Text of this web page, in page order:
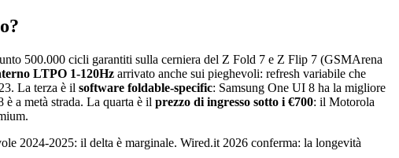
500.000 cicli garantiti sulla cerniera del Z Fold 7 e Z Flip 7 (GSMArena
LTPO 1-120Hz arrivato anche sui pieghevoli: refresh variabile che
La terza è il software foldable-specific: Samsung One UI 8 ha la migliore
a metà strada. La quarta è il prezzo di ingresso sotto i €700: il Motorola
2024-2025: il delta è marginale. Wired.it 2026 conferma: la longevità